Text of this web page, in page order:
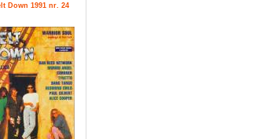
Down 1991 nr. 24